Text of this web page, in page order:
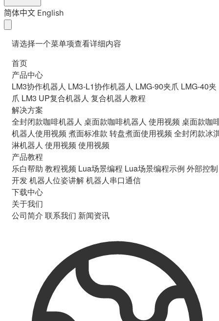
简体中文 English
请选择一个菜单项查看详细内容
首页
产品中心
LM3协作机器人 LM3-L1协作机器人 LMG-90夹爪 LMG-40夹
爪 LM3 UP复合机器人 复合机器人教程
解决方案
全封闭款咖啡机器人 桌面款咖啡机器人 使用视频 桌面款咖
机器人使用视频 煮面标准款 转盘煮面使用视频 全封闭款冰
淋机器人 使用视频 使用视频
产品教程
乐白帮助 教程视频 Lua场景编程 Lua场景编程示例 外部控制
开发机器人位姿讲解机器人串口通信
下载中心
关于我们
公司简介 联系我们 新闻资讯